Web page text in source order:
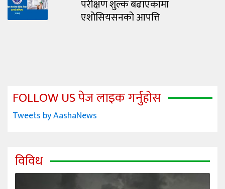
परीक्षण शुल्क बढाएकामा
एशोसियसनको आपत्ति
FOLLOW US पेज लाइक गर्नुहोस
Tweets by AashaNews
विविध